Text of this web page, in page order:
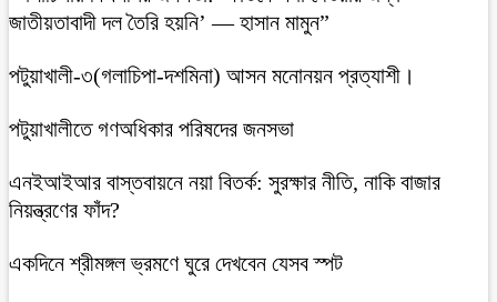
জাতীয়তাবাদী দল তৈরি হয়নি’ — হাসান মামুন”
পটুয়াখালী-৩(গলাচিপা-দশমিনা) আসন মনোনয়ন প্রত্যাশী।
পটুয়াখালীতে গণঅধিকার পরিষদের জনসভা
এনইআইআর বাস্তবায়নে নয়া বিতর্ক: সুরক্ষার নীতি, নাকি বাজার
নিয়ন্ত্রণের ফাঁদ?
একদিনে শ্রীমঙ্গল ভ্রমণে ঘুরে দেখবেন যেসব স্পট